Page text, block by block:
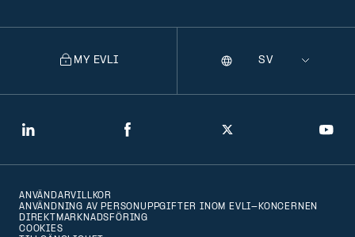
LinkedIn Facebook Twitter
MY EVLI
Selecting
that
Språk
ANVÄNDARVILLKOR
ANVÄNDNING AV PERSONUPPGIFTER INOM EVLI-KONCERNEN
DIREKTMARKNADSFÖRING
COOKIES